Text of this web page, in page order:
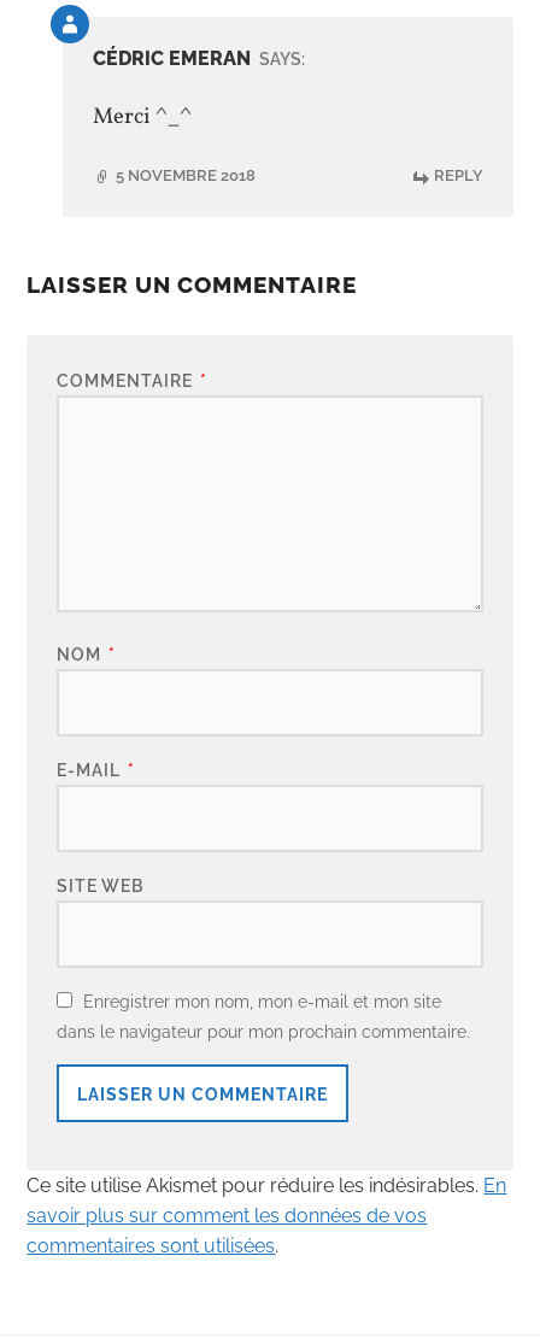
Comment
by
postCÉDRIC EMERAN SAYS:
Merci ^_^
5 NOVEMBRE 2018 REPLY
LAISSER UN COMMENTAIRE
COMMENTAIRE *
NOM *
E-MAIL *
SITE WEB
Enregistrer mon nom, mon e-mail et mon site
dans le navigateur pour mon prochain commentaire.
Ce site utilise Akismet pour réduire les indésirables. En
savoir plus sur comment les données de vos
commentaires sont utilisées.